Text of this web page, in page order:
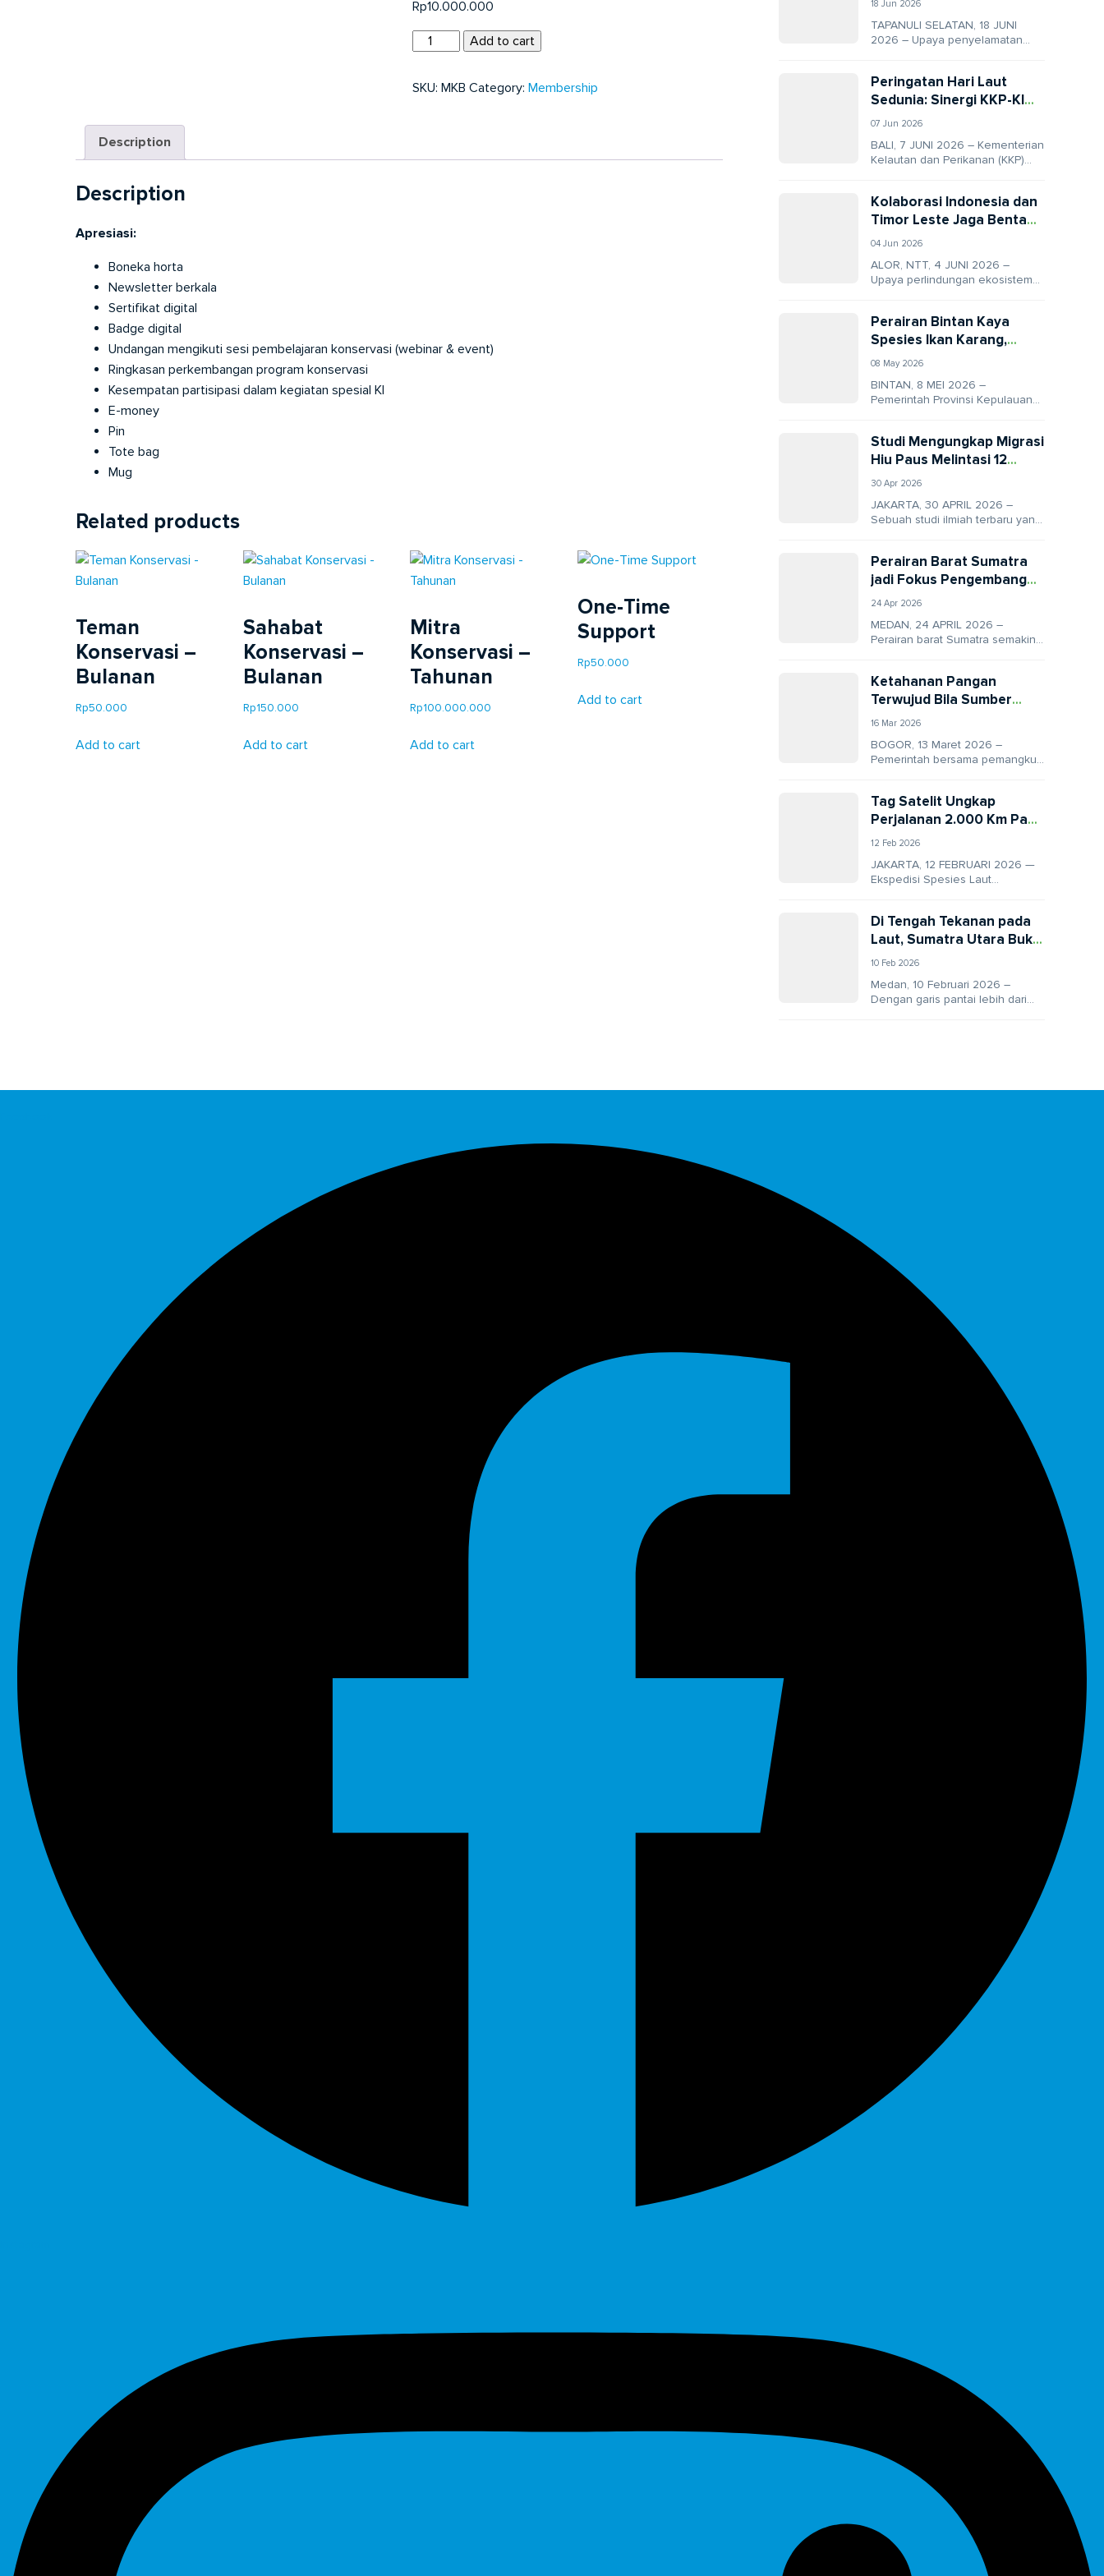
Rp10.000.000
Mitra
-
Add to cart
SKU: MKB Category: Membership
Description
Description
Apresiasi:
Boneka horta
Newsletter berkala
Sertifikat digital
Badge digital
Undangan mengikuti sesi pembelajaran konservasi (webinar & event)
Ringkasan perkembangan program konservasi
Kesempatan partisipasi dalam kegiatan spesial KI
E-money
Pin
Tote bag
Mug
Related products
Teman
Konservasi –
Bulanan
Rp50.000
Add to cart
Sahabat
Konservasi –
Bulanan
Rp150.000
Add to cart
Mitra
Konservasi –
Tahunan
Rp100.000.000
Add to cart
One-Time
Support
Rp50.000
Add to cart
Orangutan Tapanuli
18 Jun 2026
TAPANULI SELATAN, 18 JUNI
2026 – Upaya penyelamatan
krusial melalui pendekatan...
Peringatan Hari Laut
Sedunia: Sinergi KKP-KI
Targetkan Penguatan
Sumatra hingga Papua
07 Jun 2026
BALI, 7 JUNI 2026 – Kementerian
Kelautan dan Perikanan (KKP)
menjalin kemitraan dengan
Konservasi...
Kolaborasi Indonesia dan
Timor Leste Jaga Bentang
Laut Segitiga Terumbu
04 Jun 2026
ALOR, NTT, 4 JUNI 2026 –
Upaya perlindungan ekosistem
Perairan Bintan Kaya
Spesies Ikan Karang,
BLUD Resmi Dibentuk
08 May 2026
BINTAN, 8 MEI 2026 –
Pemerintah Provinsi Kepulauan
untuk mengelola kawasan
konservasi...
Studi Mengungkap Migrasi
Hiu Paus Melintasi 12
Batas Negara dan Laut
30 Apr 2026
JAKARTA, 30 APRIL 2026 –
Sebuah studi ilmiah terbaru yang
bahwa perlindungan...
Perairan Barat Sumatra
jadi Fokus Pengembangan
Konservasi Laut Skala
24 Apr 2026
MEDAN, 24 APRIL 2026 –
Perairan barat Sumatra semakin
laut Indonesia. Hal ini...
Ketahanan Pangan
Terwujud Bila Sumber
Daya Ikan Aman
16 Mar 2026
BOGOR, 13 Maret 2026 –
Pemerintah bersama pemangku
Peraturan Pemerintah (PP)
Nomor 60...
Tag Satelit Ungkap
Perjalanan 2.000 Km Paus
Biru Kerdil di Indonesia
12 Feb 2026
JAKARTA, 12 FEBRUARI 2026 —
Ekspedisi Spesies Laut
capaian penting dalam riset...
Di Tengah Tekanan pada
Laut, Sumatra Utara Buka
Pusat Edukasi Kelautan
10 Feb 2026
Medan, 10 Februari 2026 –
Dengan garis pantai lebih dari